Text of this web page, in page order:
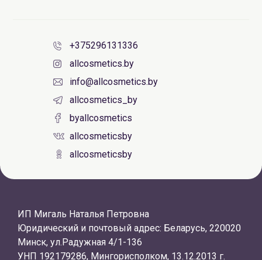
+375296131336
allcosmetics.by
info@allcosmetics.by
allcosmetics_by
byallcosmetics
allcosmeticsby
allcosmeticsby
ИП Мигаль Наталья Петровна
Юридический и почтовый адрес: Беларусь, 220020
Минск, ул.Радужная 4/1-136
УНП 192179286, Мингорисполком, 13.12.2013 г.